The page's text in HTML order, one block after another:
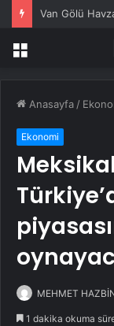
Van Gölü
Menü
Anasayfa /
Ekonomi
MEHMET
1 dakika okuma